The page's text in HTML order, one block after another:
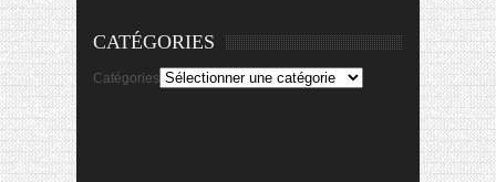
CATÉGORIES
Catégories